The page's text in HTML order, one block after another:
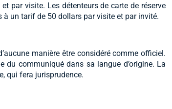
par visite. Les détenteurs de carte de réserve
un tarif de 50 dollars par visite et par invité.
manière être considéré comme officiel.
communiqué dans sa langue d’origine. La
qui fera jurisprudence.